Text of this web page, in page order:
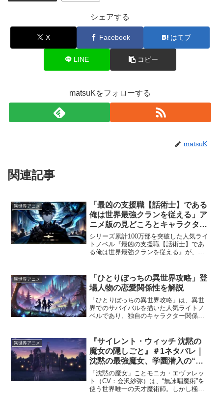
シェアする
X Facebook はてブ
LINE コピー
matsuKをフォローする
matsuK
関連記事
異世界アニメ
「最凶の支援職【話術士】である
俺は世界最強クランを従える」ア
ニメ版の見どころとキャラクター
解説！無料視聴情報も
シリーズ累計100万部を突破した人気ライ
トノベル『最凶の支援職【話術士】であ
る俺は世界最強クランを従える』が、
ンを支配する道を切り開くこの作品は、
ダークなファンタ...
異世界アニメ
「ひとりぼっちの異世界攻略」登
場人物の恋愛関係性を解説
「ひとりぼっちの異世界攻略」は、異世
界でのサバイバルを描いた人気ライトノ
ベルであり、独自のキャラクター関係や
や、友情と恋愛が交錯するエピソードが
数多く含まれています。今...
異世界アニメ
『サイレント・ウィッチ 沈黙の
魔女の隠しごと』＃1ネタバレ｜
沈黙の最強魔女、学園潜入の“無
茶すぎる初任務”が動き出す
「沈黙の魔女」ことモニカ・エヴァレッ
ト（CV：会沢紗弥）は、“無詠唱魔術”を
使う世界唯一の天才魔術師。しかし極度